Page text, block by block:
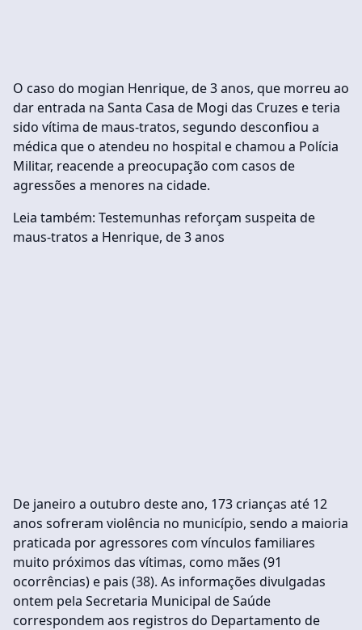
O caso do mogian Henrique, de 3 anos, que morreu ao
dar entrada na Santa Casa de Mogi das Cruzes e teria
sido vítima de maus-tratos, segundo desconfiou a
médica que o atendeu no hospital e chamou a Polícia
Militar, reacende a preocupação com casos de
agressões a menores na cidade.
Leia também: Testemunhas reforçam suspeita de
maus-tratos a Henrique, de 3 anos
De janeiro a outubro deste ano, 173 crianças até 12
anos sofreram violência no município, sendo a maioria
praticada por agressores com vínculos familiares
muito próximos das vítimas, como mães (91
ocorrências) e pais (38). As informações divulgadas
ontem pela Secretaria Municipal de Saúde
correspondem aos registros do Departamento de